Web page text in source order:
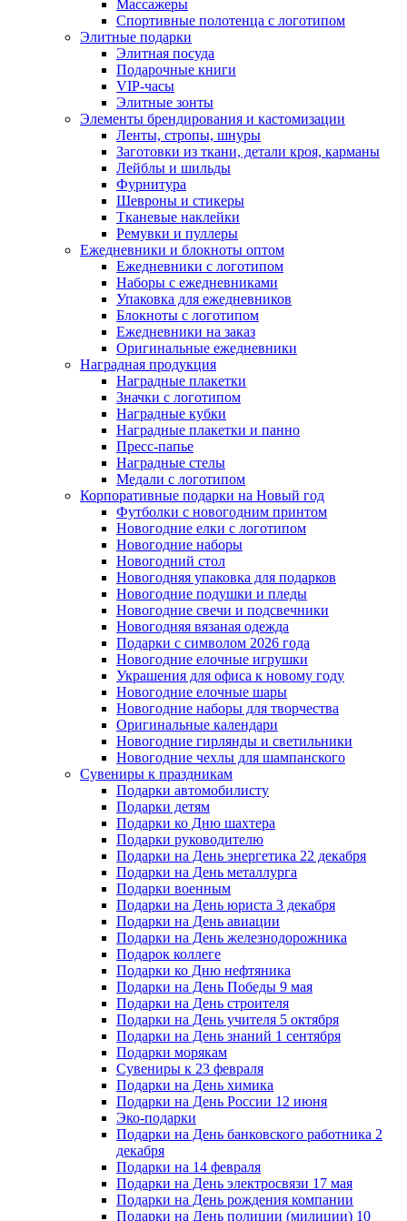
Массажеры
Спортивные полотенца с логотипом
Элитные подарки
Элитная посуда
Подарочные книги
VIP-часы
Элитные зонты
Элементы брендирования и кастомизации
Ленты, стропы, шнуры
Заготовки из ткани, детали кроя, карманы
Лейблы и шильды
Фурнитура
Шевроны и стикеры
Тканевые наклейки
Ремувки и пуллеры
Ежедневники и блокноты оптом
Ежедневники с логотипом
Наборы с ежедневниками
Упаковка для ежедневников
Блокноты с логотипом
Ежедневники на заказ
Оригинальные ежедневники
Наградная продукция
Наградные плакетки
Значки с логотипом
Наградные кубки
Наградные плакетки и панно
Пресс-папье
Наградные стелы
Медали с логотипом
Корпоративные подарки на Новый год
Футболки с новогодним принтом
Новогодние елки с логотипом
Новогодние наборы
Новогодний стол
Новогодняя упаковка для подарков
Новогодние подушки и пледы
Новогодние свечи и подсвечники
Новогодняя вязаная одежда
Подарки с символом 2026 года
Новогодние елочные игрушки
Украшения для офиса к новому году
Новогодние елочные шары
Новогодние наборы для творчества
Оригинальные календари
Новогодние гирлянды и светильники
Новогодние чехлы для шампанского
Сувениры к праздникам
Подарки автомобилисту
Подарки детям
Подарки ко Дню шахтера
Подарки руководителю
Подарки на День энергетика 22 декабря
Подарки на День металлурга
Подарки военным
Подарки на День юриста 3 декабря
Подарки на День авиации
Подарки на День железнодорожника
Подарок коллеге
Подарки ко Дню нефтяника
Подарки на День Победы 9 мая
Подарки на День строителя
Подарки на День учителя 5 октября
Подарки на День знаний 1 сентября
Подарки морякам
Сувениры к 23 февраля
Подарки на День химика
Подарки на День России 12 июня
Эко-подарки
Подарки на День банковского работника 2
декабря
Подарки на 14 февраля
Подарки на День электросвязи 17 мая
Подарки на День рождения компании
Подарки на День полиции (милиции) 10